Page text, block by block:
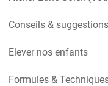
Conseils &
Elever nos enfants
Formules &